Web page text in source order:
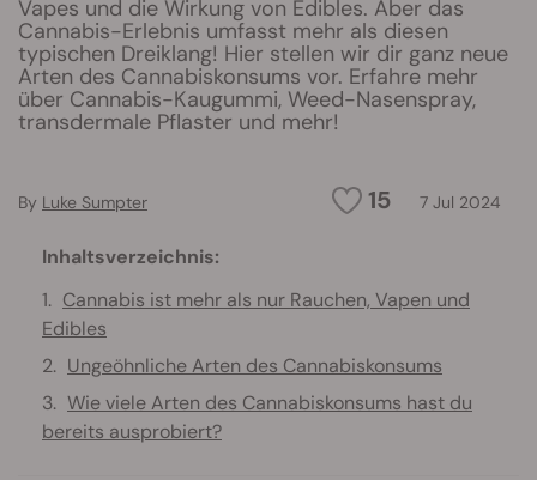
Vapes und die Wirkung von Edibles. Aber das
Cannabis-Erlebnis umfasst mehr als diesen
typischen Dreiklang! Hier stellen wir dir ganz neue
Arten des Cannabiskonsums vor. Erfahre mehr
über Cannabis-Kaugummi, Weed-Nasenspray,
transdermale Pflaster und mehr!
15 7 Jul 2024
By Luke Sumpter
Inhaltsverzeichnis:
Cannabis ist mehr als nur Rauchen, Vapen und
Edibles
Ungeöhnliche Arten des Cannabiskonsums
Wie viele Arten des Cannabiskonsums hast du
bereits ausprobiert?